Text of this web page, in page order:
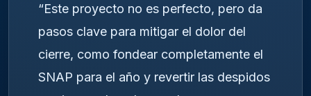
“Este proyecto no es perfecto, pero da
pasos clave para mitigar el dolor del
cierre, como fondear completamente el
SNAP para el año y revertir las despidos